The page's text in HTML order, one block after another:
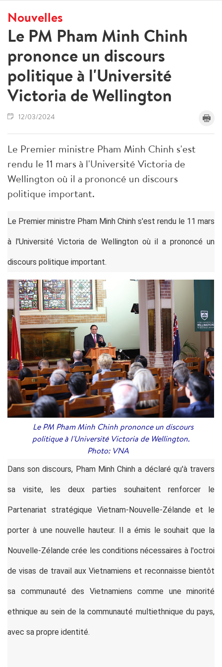
Nouvelles
Le PM Pham Minh Chinh
prononce un discours
politique à l'Université
Victoria de Wellington
12/03/2024
Le Premier ministre Pham Minh Chinh s'est
rendu le 11 mars à l'Université Victoria de
Wellington où il a prononcé un discours
politique important.
Le Premier ministre Pham Minh Chinh s'est rendu le 11 mars
à l'Université Victoria de Wellington où il a prononcé un
discours politique important.
Le PM Pham Minh Chinh prononce un discours
politique à l'Université Victoria de Wellington.
Photo: VNA
Dans son discours, Pham Minh Chinh a déclaré qu'à travers
sa visite, les deux parties souhaitent renforcer le
Partenariat stratégique Vietnam-Nouvelle-Zélande et le
porter à une nouvelle hauteur. Il a émis le souhait que la
Nouvelle-Zélande crée les conditions nécessaires à l'octroi
de visas de travail aux Vietnamiens et reconnaisse bientôt
sa communauté des Vietnamiens comme une minorité
ethnique au sein de la communauté multiethnique du pays,
avec sa propre identité.